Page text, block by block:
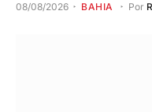
08/08/2026 BAHIA Por